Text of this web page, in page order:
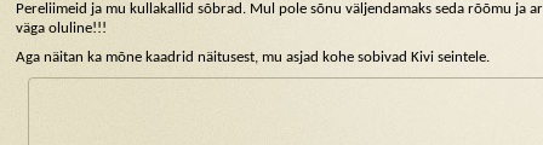
Pereliimeid ja mu kullakallid sõbrad. Mul pole sõnu väljendamaks seda rõõmu ja
väga oluline!!!
Aga näitan ka mõne kaadrid näitusest, mu asjad kohe sobivad Kivi seintele.